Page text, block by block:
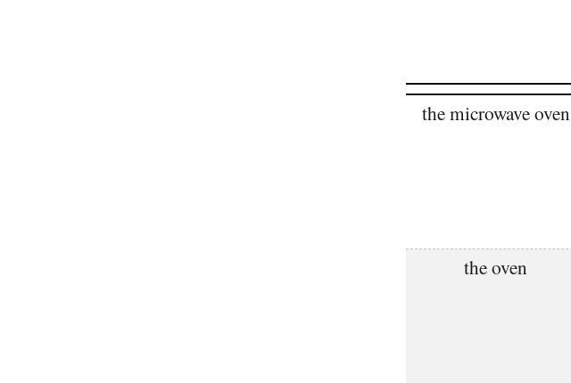
the microwave oven
the oven